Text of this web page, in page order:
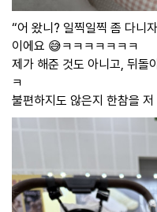
“어 왔니? 일찍일찍 좀 다니
이에요 😅ㅋㅋㅋㅋㅋㅋㅋ
제가 해준 것도 아니고, 뒤돌
ㅋ
불편하지도 않은지 한참을